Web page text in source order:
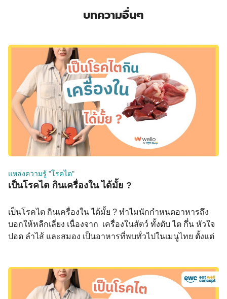
บทความอื่นๆ
แหล่งความรู้ "โรคไต"
เป็นโรคไต กินเครื่องใน ได้มั้ย ?
เป็นโรคไต กินเครื่องใน ได้มั้ย ? ทำไมนักกำหนดอาหารถึง
บอกให้หลีกเลี่ยง เนื่องจาก เครื่องในสัตว์ ทั้งตับ ไต กึ๋น หัวใจ
ปอด ลำไส้ และสมอง เป็นอาหารที่พบทั่วไปในเมนูไทย ตั้งแต่
อาหารแนะนำให้หลีกเลี่ยงมากที่สุด เพราะมีทั้งฟอสฟอรัสสูง
Purine สูง และในบางชนิดมีโคเลสเตอรอลสูงมาก ทำไม
เครื่องในถึงเป็นปัญหาสำหรับโรคไต เครื่องใน ฟอสฟอรัส